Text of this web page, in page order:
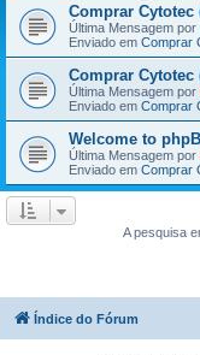
Comprar Cytotec
Última Mensagem por
Enviado em Comprar
Comprar Cytotec
Última Mensagem por
Enviado em Comprar
Welcome to
Última Mensagem por
Enviado em Comprar
A pesquisa
Índice do Fórum